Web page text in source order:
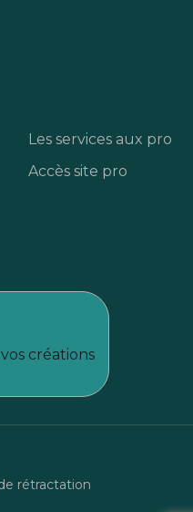
Les services aux pro
Accès site pro
créations
rétractation